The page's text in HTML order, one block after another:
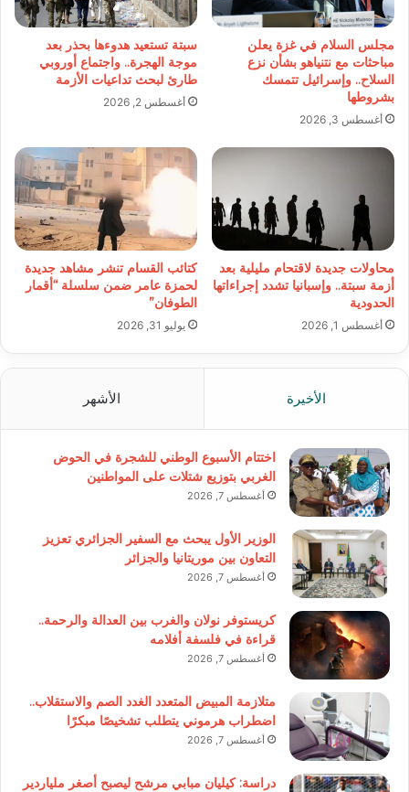
مجلس السلام في غزة يعلن
مباحثات مع نتنياهو بشأن نزع
السلاح.. وإسرائيل تتمسك
بشروطها
أغسطس 3, 2026
سبتة تستعيد هدوءها بحذر بعد
موجة الهجرة.. واجتماع أوروبي
طارئ لبحث تداعيات الأزمة
أغسطس 2, 2026
محاولات جديدة لاقتحام مليلية بعد
أزمة سبتة.. وإسبانيا تشدد إجراءاتها
الحدودية
أغسطس 1, 2026
كتائب القسام تنشر مشاهد جديدة
لحمزة عامر ضمن سلسلة “أقمار
الطوفان”
يوليو 31, 2026
الأخيرة الأشهر
اختتام الأسبوع الوطني للشجرة في الحوض
الغربي بتوزيع شتلات على المواطنين
أغسطس 7, 2026
الوزير الأول يبحث مع السفير الجزائري تعزيز
التعاون بين موريتانيا والجزائر
أغسطس 7, 2026
كريستوفر نولان والغرب بين العدالة والرحمة..
قراءة في فلسفة أفلامه
أغسطس 7, 2026
متلازمة المبيض المتعدد الغدد الصم والاستقلاب..
اضطراب هرموني يتطلب تشخيصًا مبكرًا
أغسطس 7, 2026
دراسة: كيليان مبابي مرشح ليصبح أصغر ملياردير